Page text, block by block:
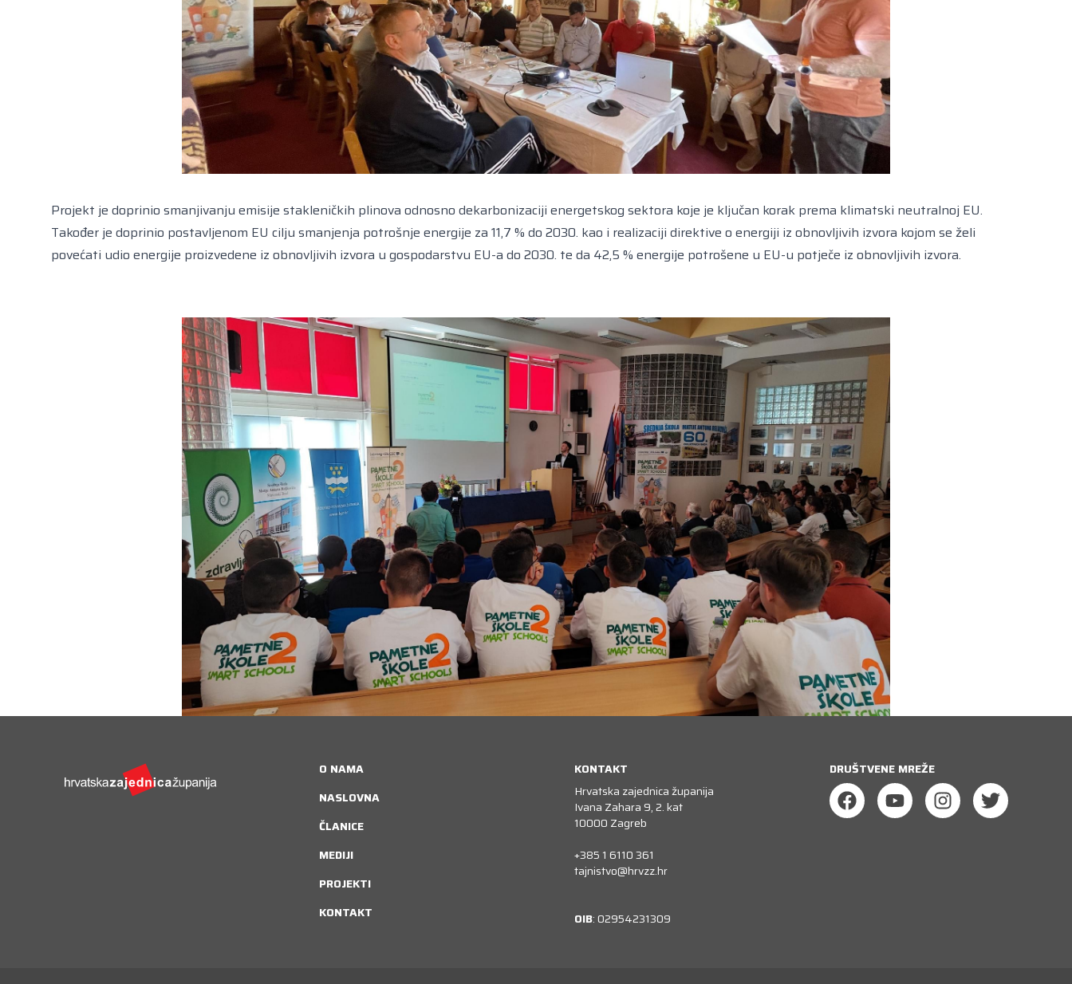
Projekt je doprinio smanjivanju emisije stakleničkih plinova odnosno dekarbonizaciji energetskog sektora koje je ključan korak prema klimatski neutralnoj EU.
Također je doprinio postavljenom EU cilju smanjenja potrošnje energije za 11,7 % do 2030. kao i realizaciji direktive o energiji iz obnovljivih izvora kojom se želi
povećati udio energije proizvedene iz obnovljivih izvora u gospodarstvu EU-a do 2030. te da 42,5 % energije potrošene u EU-u potječe iz obnovljivih izvora.
O NAMA
NASLOVNA
ČLANICE
MEDIJI
PROJEKTI
KONTAKT
KONTAKT
Hrvatska zajednica županija
Ivana Zahara 9, 2. kat
10000 Zagreb
+385 1 6110 361
tajnistvo@hrvzz.hr
OIB: 02954231309
DRUŠTVENE MREŽE